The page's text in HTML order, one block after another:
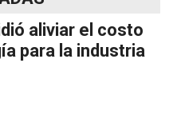
aliviar el costo
para la industria